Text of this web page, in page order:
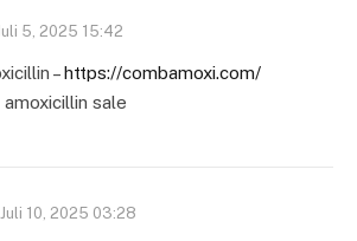
5, 2025 15:42
–https://combamoxi.com/
sale
Juli 10, 2025 03:28